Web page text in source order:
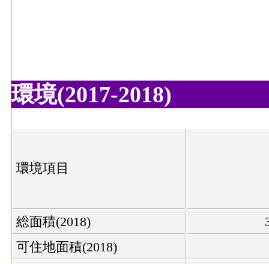
環境(2017-2018)
環境項目
総面積(2018)
可住地面積(2018)